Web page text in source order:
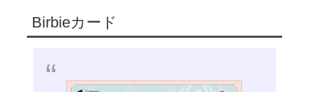
Birbieカード